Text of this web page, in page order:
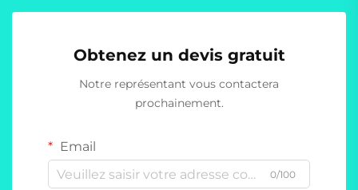
Obtenez un devis gratuit
Notre représentant vous contactera
prochainement.
Email
0/100